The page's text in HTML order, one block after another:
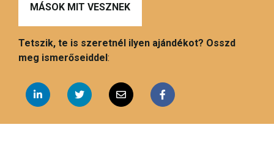
MÁSOK MIT VESZNEK
Tetszik, te is szeretnél ilyen ajándékot? Osszd
meg ismerőseiddel: